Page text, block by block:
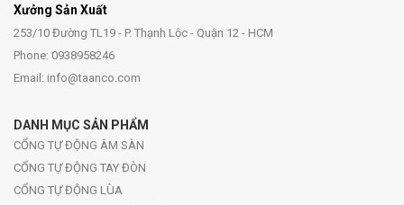
Xưởng Sản Xuất
253/10 Đường TL19 - P. Thạnh Lộc - Quận 12 - HCM
Phone: 0938958246
Email: info@taanco.com
DANH MỤC SẢN PHẨM
CỔNG TỰ ĐỘNG ÂM SÀN
CỔNG TỰ ĐỘNG TAY ĐÒN
CỔNG TỰ ĐỘNG LÙA